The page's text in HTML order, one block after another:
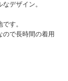
デザイン。
す。
ので長時間の着用